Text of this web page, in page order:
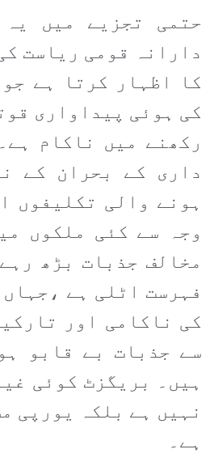
حتمی تجزیے میں
دارانہ قومی ریاست
کا اظہار کرتا ہے
کی ہوئی پیداواری
رکھنے میں ناکام
داری کے بحران کے
ہونے والی تکلیفوں
وجہ سے کئی ملکوں
مخالف جذبات بڑھ
فہرست اٹلی ہے
کی ناکامی اور
سے جذبات بے قابو
ہیں۔ بریگزٹ کوئی
نہیں ہے بلکہ یورپی
ہے۔